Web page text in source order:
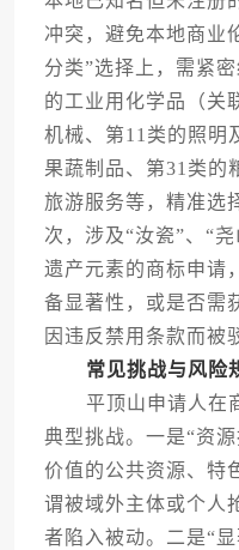
冲突，避免本地商业
分类”选择上，需紧
的工业用化学品（关
机械、第11类的照明
果蔬制品、第31类的
旅游服务等，精准选
次，涉及“汝瓷”、“
遗产元素的商标申请
备显著性，或是否需
因违反禁用条款而被
常见挑战与风险
平顶山申请人在商
典型挑战。一是“资
价值的公共资源、特
谓被域外主体或个人
者陷入被动。二是“